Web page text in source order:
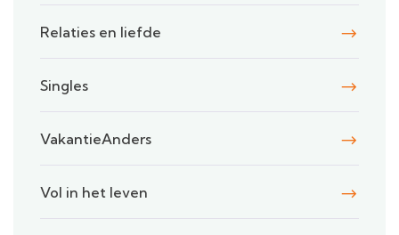
Relaties en liefde
Singles
VakantieAnders
Vol in het leven